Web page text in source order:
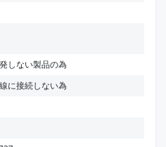
しない製品の為
に接続しない為